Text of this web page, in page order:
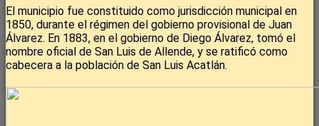
El municipio fue constituido como jurisdicción municipal en
1850, durante el régimen del gobierno provisional de Juan
Álvarez. En 1883, en el gobierno de Diego Álvarez, tomó el
nombre oficial de San Luis de Allende, y se ratificó como
cabecera a la población de San Luis Acatlán.